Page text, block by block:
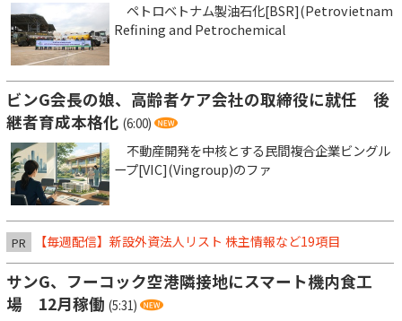
ペトロベトナム製油石化[BSR](Petrovietnam
Refining and Petrochemical
ビンG会長の娘、高齢者ケア会社の取締役に就任 後
継者育成本格化 (6:00)
不動産開発を中核とする民間複合企業ビングル
ープ[VIC](Vingroup)のファ
PR 【毎週配信】新設外資法人リスト 株主情報など19項目
サンG、フーコック空港隣接地にスマート機内食工
場 12月稼働 (5:31)